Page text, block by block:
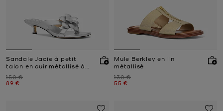
Sandale Jacie à petit
talon en cuir métallisé à
Prix initial
150 €
Prix actuel
89 €
Mule Berkley en lin
métallisé
Prix initial
130 €
Prix actuel
55 €